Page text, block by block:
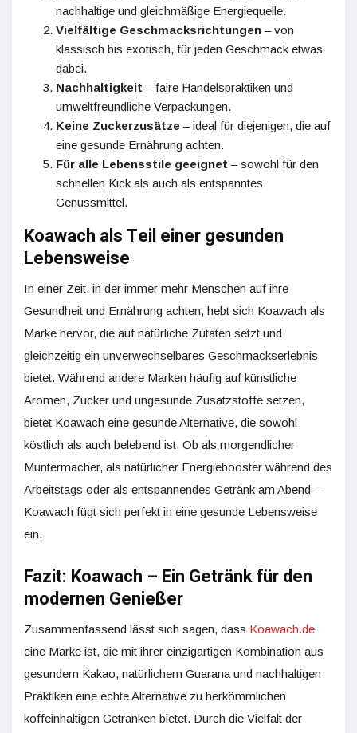
nachhaltige und gleichmäßige Energiequelle.
Vielfältige Geschmacksrichtungen – von
klassisch bis exotisch, für jeden Geschmack etwas
dabei.
Nachhaltigkeit – faire Handelspraktiken und
umweltfreundliche Verpackungen.
Keine Zuckerzusätze – ideal für diejenigen, die auf
eine gesunde Ernährung achten.
Für alle Lebensstile geeignet – sowohl für den
schnellen Kick als auch als entspanntes
Genussmittel.
Koawach als Teil einer gesunden
Lebensweise
In einer Zeit, in der immer mehr Menschen auf ihre
Gesundheit und Ernährung achten, hebt sich Koawach als
Marke hervor, die auf natürliche Zutaten setzt und
gleichzeitig ein unverwechselbares Geschmackserlebnis
bietet. Während andere Marken häufig auf künstliche
Aromen, Zucker und ungesunde Zusatzstoffe setzen,
bietet Koawach eine gesunde Alternative, die sowohl
köstlich als auch belebend ist. Ob als morgendlicher
Muntermacher, als natürlicher Energiebooster während des
Arbeitstags oder als entspannendes Getränk am Abend –
Koawach fügt sich perfekt in eine gesunde Lebensweise
ein.
Fazit: Koawach – Ein Getränk für den
modernen Genießer
Zusammenfassend lässt sich sagen, dass Koawach.de
eine Marke ist, die mit ihrer einzigartigen Kombination aus
gesundem Kakao, natürlichem Guarana und nachhaltigen
Praktiken eine echte Alternative zu herkömmlichen
koffeinhaltigen Getränken bietet. Durch die Vielfalt der